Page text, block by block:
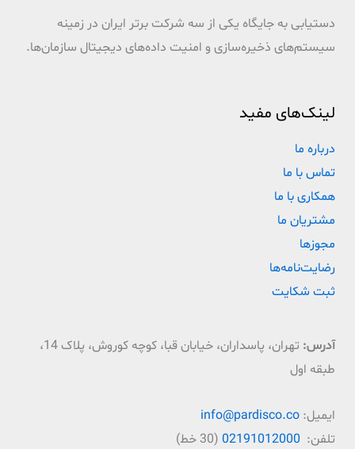
دستیابی به جایگاه یکی از سه شرکت برتر ایران در زمینه
سیستم‌های ذخیره‌سازی و امنیت داده‌های دیجیتال سازمان‌ها.
لینک‌های مفید
درباره ما
تماس با ما
همکاری با ما
مشتریان ما
مجوزها
رضایت‌نامه‌ها
ثبت شکایت
آدرس:
تهران، پاسداران، خیابان قبا، کوچه کوروش، پلاک 14،
طبقه اول
ایمیل: info@pardisco.co
تلفن: 02191012000 (30 خط)